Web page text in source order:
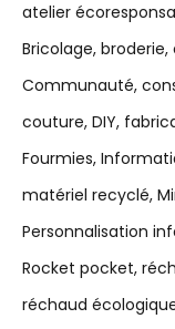
atelier
Bricolage broderie
Communauté
couture DIY
Fourmies
matériel recyclé
Personnalisation
Rocket pocket
réchaud